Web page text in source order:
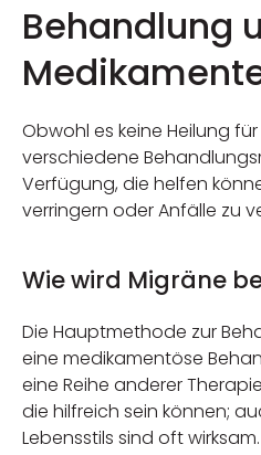
Behandlung
Obwohl es keine Heilung
verschiedene
Verfügung, die helfen
verringern oder Anfälle zu
Wie wird Migräne
Die Hauptmethode zur
eine medikamentöse
eine Reihe anderer
die hilfreich sein können;
Lebensstils sind oft wirksam.